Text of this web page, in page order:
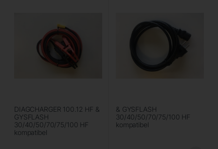
DIAGCHARGER 100.12 HF &
GYSFLASH
30/40/50/70/75/100 HF
kompatibel
& GYSFLASH
30/40/50/70/75/100 HF
kompatibel